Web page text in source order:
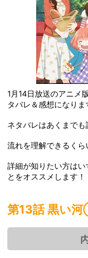
1月14日放送のアニメ
タバレ＆感想になりま
ネタバレはあくまで
流れを理解できるく
詳細が知りたい方は
とをオススメします！
第13話 黒い